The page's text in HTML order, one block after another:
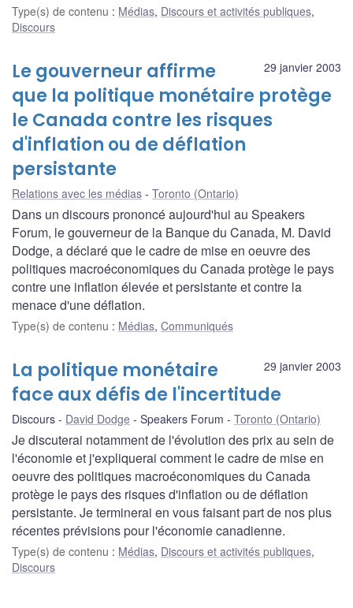
Type(s) de contenu : Médias, Discours et activités publiques,
Discours
29 janvier 2003
Le gouverneur affirme
que la politique monétaire protège
le Canada contre les risques
d'inflation ou de déflation
persistante
Relations avec les médias Toronto (Ontario)
Dans un discours prononcé aujourd'hui au Speakers
Forum, le gouverneur de la Banque du Canada, M. David
Dodge, a déclaré que le cadre de mise en oeuvre des
politiques macroéconomiques du Canada protège le pays
contre une inflation élevée et persistante et contre la
menace d'une déflation.
Type(s) de contenu : Médias, Communiqués
29 janvier 2003
La politique monétaire
face aux défis de l'incertitude
Discours David Dodge Speakers Forum Toronto (Ontario)
Je discuterai notamment de l'évolution des prix au sein de
l'économie et j'expliquerai comment le cadre de mise en
oeuvre des politiques macroéconomiques du Canada
protège le pays des risques d'inflation ou de déflation
persistante. Je terminerai en vous faisant part de nos plus
récentes prévisions pour l'économie canadienne.
Type(s) de contenu : Médias, Discours et activités publiques,
Discours